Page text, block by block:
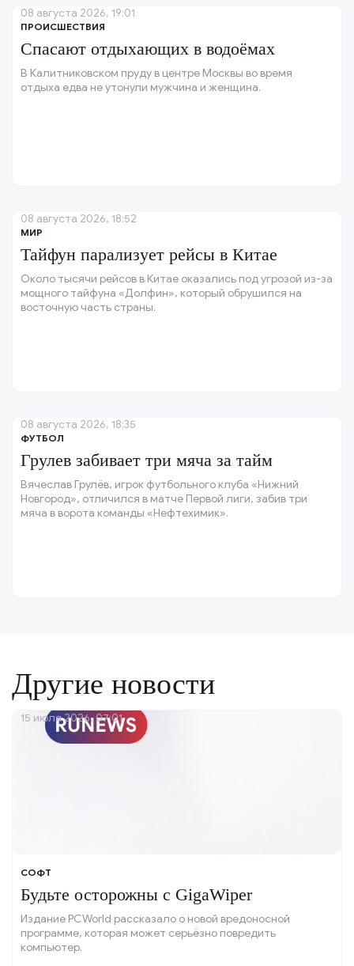
ПРОИСШЕСТВИЯ
Спасают отдыхающих в водоёмах
В Калитниковском пруду в центре Москвы во время
отдыха едва не утонули мужчина и женщина.
08 августа 2026, 19:01
МИР
Тайфун парализует рейсы в Китае
Около тысячи рейсов в Китае оказались под угрозой из-за
мощного тайфуна «Долфин», который обрушился на
восточную часть страны.
08 августа 2026, 18:52
ФУТБОЛ
Грулев забивает три мяча за тайм
Вячеслав Грулёв, игрок футбольного клуба «Нижний
Новгород», отличился в матче Первой лиги, забив три
мяча в ворота команды «Нефтехимик».
08 августа 2026, 18:35
Другие новости
СОФТ
Будьте осторожны с GigaWiper
Издание PCWorld рассказало о новой вредоносной
программе, которая может серьёзно повредить
компьютер.
15 июля 2026, 07:01